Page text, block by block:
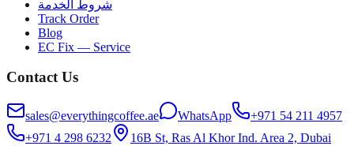
شروط الخدمة
Track Order
Blog
EC Fix — Service
Contact Us
sales@everythingcoffee.ae WhatsApp
+971 54 211 4957
+971 4 298 6232
16B St, Ras Al Khor Ind. Area 2, Dubai